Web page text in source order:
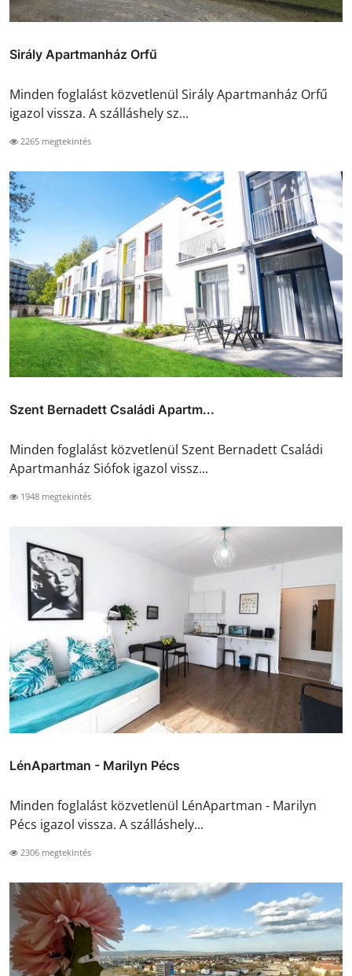
Sirály Apartmanház Orfű
Minden foglalást közvetlenül Sirály Apartmanház Orfű
igazol vissza. A szálláshely sz...
2265 megtekintés
Szent Bernadett Családi Apartm...
Minden foglalást közvetlenül Szent Bernadett Családi
Apartmanház Siófok igazol vissz...
1948 megtekintés
LénApartman - Marilyn Pécs
Minden foglalást közvetlenül LénApartman - Marilyn
Pécs igazol vissza. A szálláshely...
2306 megtekintés